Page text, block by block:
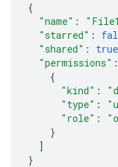
{
"name" :
"starred" :
"shared" : true
"permissions" :
{
"kind" :
"type" :
"role" :
}
]
}